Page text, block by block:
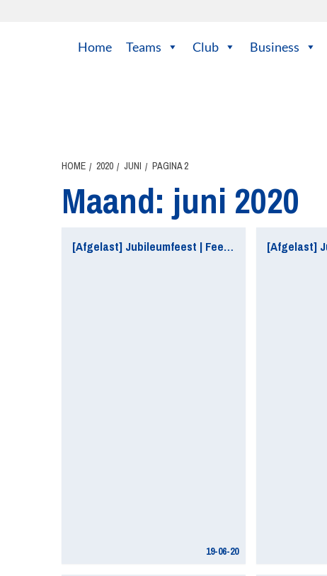
Home Teams Club Business
HOME 2020 JUNI PAGINA 2
Maand: juni 2020
[Afgelast] Jubileumfeest | Feestavond voor de jeugd
19-06-20